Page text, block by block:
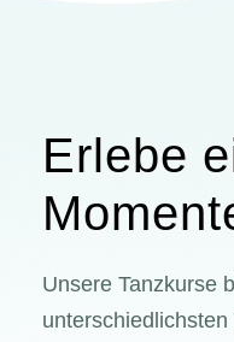
Erlebe
Unsere Tanzkurse